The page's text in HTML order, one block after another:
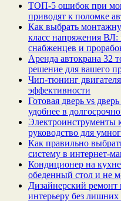
ТОП-5 ошибок при
приводят к поломке
Как выбрать
класс напряжения ВЛ:
снабженцев и
Аренда автокрана 32
решение для вашего
Чип‑тюнинг
эффективности
Готовая дверь vs
удобнее в
Электроинструменты
руководство для
Как правильно
систему в
Кондиционер на
обеденный стол и не
Дизайнерский
интерьеру без лишних